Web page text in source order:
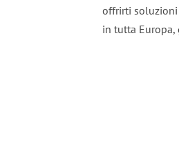
offrirti soluzioni
in tutta